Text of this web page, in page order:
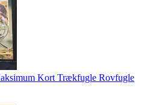
Kort Trækfugle Rovfugle